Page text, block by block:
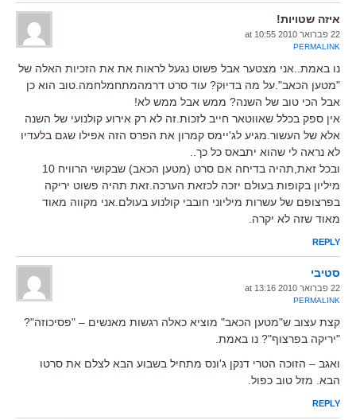
איזה שטויות!
22 פברואר 2010 at 10:55
PERMALINK
נו באמת..אני מצטער אבל פשוט נגעל לראות את את הזכיות האלה של
"מטען הכאב".על מה בדיוק? עוד סרט דרמהמתחמלחמה.טוב הוא כן
אבל הכי טוב של השנה? ממש אבל ממש לא!
אין ספק בכלל שאווטאר חייב לזכות.זה לא רק אירוע קולנועי של השנה
אלא של העשור.מגיע לג'יימס קמרון את הפרס הזה אפילו שגם בלעדיו
לא נראה לי שהוא יתבאס כל כך..
ובכל זאת,תהיה בדיחה אם סרט (מטען הכאב) שבקושי הרוויח 10
מיליון בקופות בעולם יזכה לכזאת הערכה.זאת תהיה פשוט יריקה
בפרצופם של עשרות מיליוני חובבי קולנוע בעולם.אני מקווה מאוד
מאוד שזה לא יקרה.
REPLY
סטיבי
22 פברואר 2010 at 13:16
PERMALINK
קצת עצוב ש"מטען הכאב" מוציא כאלה רגשות מאנשים – "פסיכוזה"?
"יריקה בפרצוף"? נו באמת.
ואגב – הזוכה הטרי דנקן ג'ונס מתחיל בשבוע הבא לצלם את סרטו
הבא. מזל טוב כפול.
REPLY